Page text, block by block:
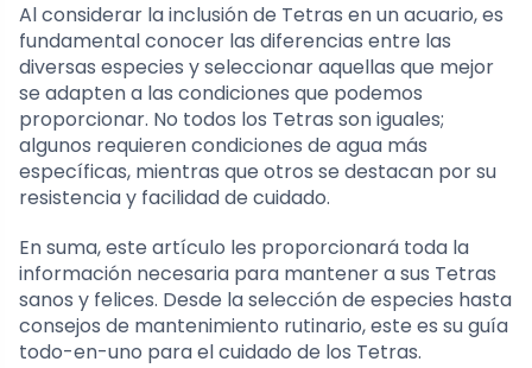
Al considerar la inclusión de Tetras en un acuario, es
fundamental conocer las diferencias entre las
diversas especies y seleccionar aquellas que mejor
se adapten a las condiciones que podemos
proporcionar. No todos los Tetras son iguales;
algunos requieren condiciones de agua más
específicas, mientras que otros se destacan por su
resistencia y facilidad de cuidado.
En suma, este artículo les proporcionará toda la
información necesaria para mantener a sus Tetras
sanos y felices. Desde la selección de especies hasta
consejos de mantenimiento rutinario, este es su guía
todo-en-uno para el cuidado de los Tetras.